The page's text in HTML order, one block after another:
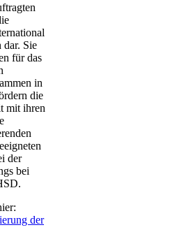
dar. Sie
für das
in
die
mit ihren
der
bei
der